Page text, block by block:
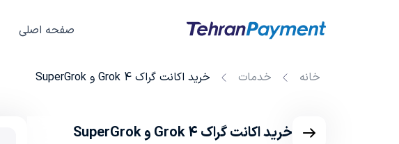
صفحه اصلی
خانه خدمات خرید اکانت گراک 4 Grok و SuperGrok
خرید اکانت گراک 4 Grok و SuperGrok